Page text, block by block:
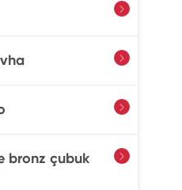



bronz çubuk
